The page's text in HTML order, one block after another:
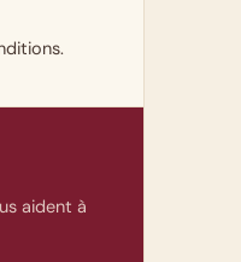
aident à